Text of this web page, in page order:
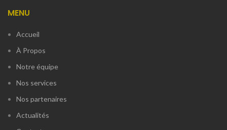
MENU
Accueil
À Propos
Notre équipe
Nos services
Nos partenaires
Actualités